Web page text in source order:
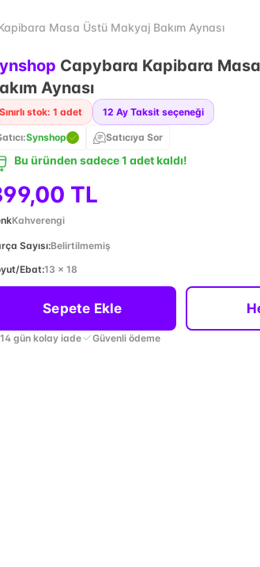
Masa Üstü Makyaj Bakım Aynası
Capybara Kapibara
Aynası
Sınırlı stok: 1 adet 12 Ay Taksit seçeneği
Synshop Satıcıya Sor
Bu üründen sadece 1 adet kaldı!
TL
Kahverengi
Sayısı:Belirtilmemiş
Ebat:13 x 18
Sepete Ekle
14 gün kolay iade Güvenli ödeme